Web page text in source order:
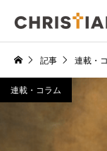
記事 連載・
連載・コラム